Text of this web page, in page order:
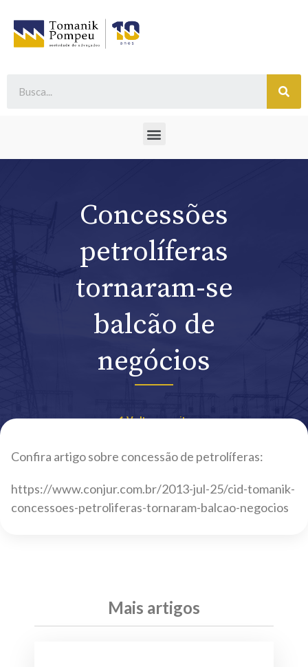
Concessões
petrolíferas
tornaram-se
balcão de
negócios
Voltar ao site
Confira artigo sobre concessão de petrolíferas:
https://www.conjur.com.br/2013-jul-25/cid-tomanik-
concessoes-petroliferas-tornaram-balcao-negocios
Mais artigos